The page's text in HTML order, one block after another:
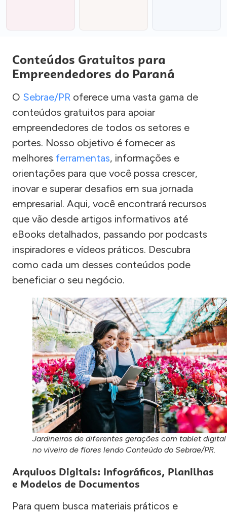
Conteúdos Gratuitos para
Empreendedores do Paraná
O Sebrae/PR oferece uma vasta gama de
conteúdos gratuitos para apoiar
empreendedores de todos os setores e
portes. Nosso objetivo é fornecer as
melhores ferramentas, informações e
orientações para que você possa crescer,
inovar e superar desafios em sua jornada
empresarial. Aqui, você encontrará recursos
que vão desde artigos informativos até
eBooks detalhados, passando por podcasts
inspiradores e vídeos práticos. Descubra
como cada um desses conteúdos pode
beneficiar o seu negócio.
Jardineiros de diferentes gerações com tablet digital
no viveiro de flores lendo Conteúdo do Sebrae/PR.
Arquivos Digitais: Infográficos, Planilhas
e Modelos de Documentos
Para quem busca materiais práticos e